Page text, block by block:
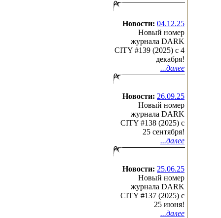
Новости: 04.12.25
Новый номер
журнала DARK
CITY #139 (2025) c 4
декабря!
...далее
Новости: 26.09.25
Новый номер
журнала DARK
CITY #138 (2025) c
25 сентября!
...далее
Новости: 25.06.25
Новый номер
журнала DARK
CITY #137 (2025) c
25 июня!
...далее